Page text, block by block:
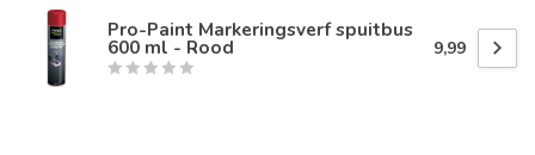
Pro-Paint Markeringsverf spuitbus
600 ml - Rood 9,99